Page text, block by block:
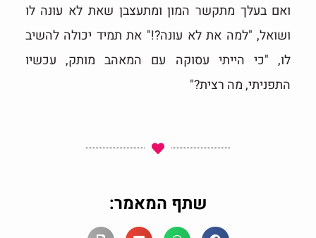
ואם בעלך מתקשר המון ומתעצבן שאת לא עונה לו
ושואל, "למה את לא עונה?!" את תמיד יכולה להשיב
לו, "כי הייתי עסוקה עם המאהב מותק, עכשיו
התפניתי, מה רצית?"
שתף המאמר: